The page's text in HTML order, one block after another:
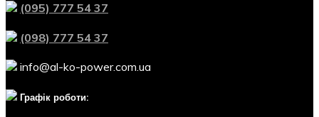
(095) 777 54 37
(098) 777 54 37
info@al-ko-power.com.ua
Графік роботи: